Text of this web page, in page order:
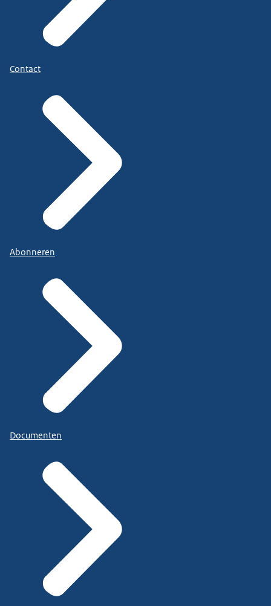
Contact
Abonneren
Documenten